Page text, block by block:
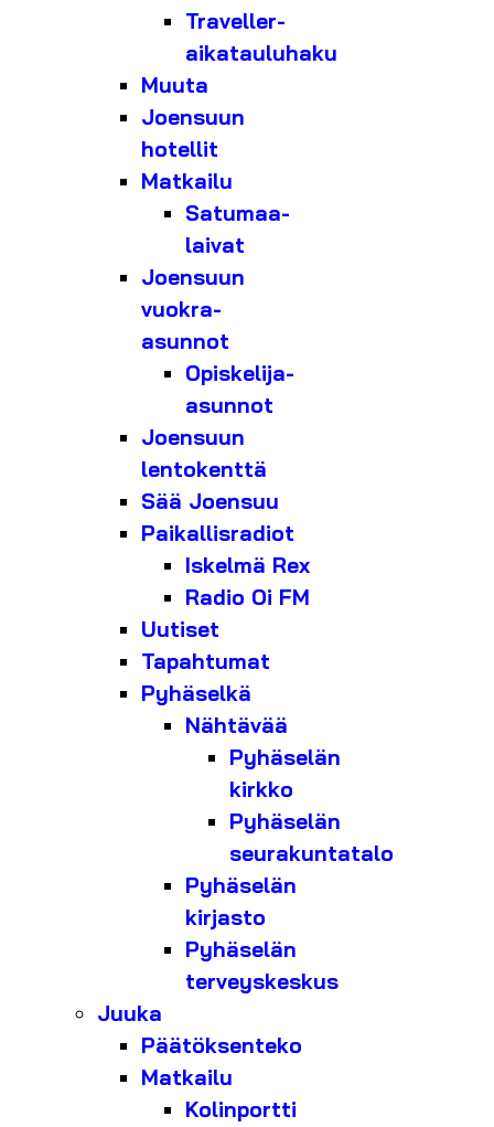
Traveller-
aikatauluhaku
Muuta
Joensuun
hotellit
Matkailu
Satumaa-
laivat
Joensuun
vuokra-
asunnot
Opiskelija-
asunnot
Joensuun
lentokenttä
Sää Joensuu
Paikallisradiot
Iskelmä Rex
Radio Oi FM
Uutiset
Tapahtumat
Pyhäselkä
Nähtävää
Pyhäselän
kirkko
Pyhäselän
seurakuntatalo
Pyhäselän
kirjasto
Pyhäselän
terveyskeskus
Juuka
Päätöksenteko
Matkailu
Kolinportti